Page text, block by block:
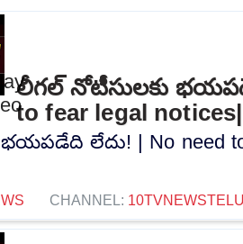
లీగల్ నోటీసులకు
to fear legal
లేదు! | No need to
CHANNEL: